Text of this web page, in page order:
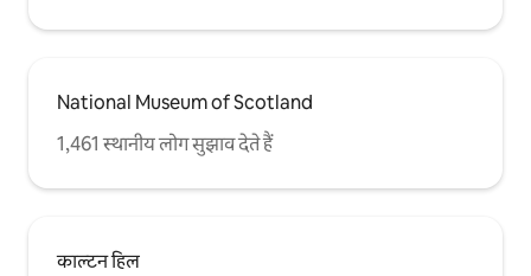
National Museum of Scotland
1,461 स्थानीय लोग सुझाव देते हैं
काल्टन हिल